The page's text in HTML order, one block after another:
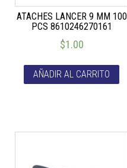
ATACHES LANCER 9 MM 100
PCS 8610246270161
$1.00
AÑADIR AL CARRITO